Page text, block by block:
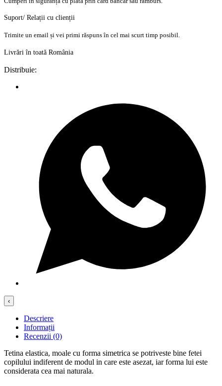
Suport/ Relații cu clienții
Trimite un email și vei primi răspuns în cel mai scurt timp posibil.
Livrări în toată România
Distribuie:
‹
Descriere
Informații
Recenzii (0)
Tetina elastica, moale cu forma simetrica se potriveste bine fetei
copilului indiferent de modul in care este asezat, iar forma lui este
considerata cea mai naturala.